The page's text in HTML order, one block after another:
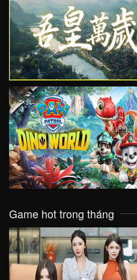
VIEW
VIEW
Game hot trong tháng
VIEW